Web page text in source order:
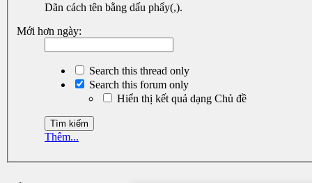
Dãn cách tên bằng dấu phẩy(,).
Mới hơn ngày:
Search this thread only
Search this forum only
Hiển thị kết quả dạng Chủ đề
Thêm...